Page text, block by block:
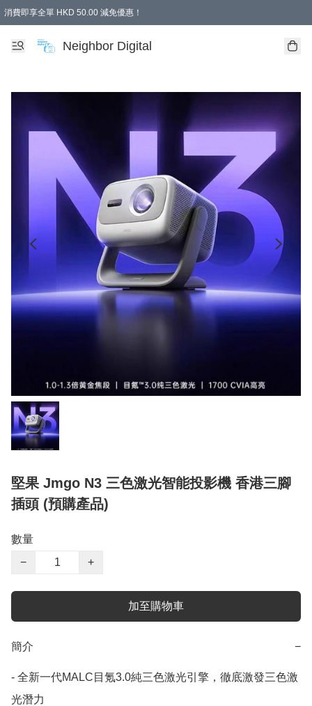
消費即享全單 HKD 50.00 減免優惠！
Neighbor Digital
堅果 Jmgo N3 三色激光智能投影機 香港三腳
插頭 (預購產品)
數量
−
+
加至購物車
簡介 −
- 全新一代MALC目氪3.0純三色激光引擎，徹底激發三色激
光潛力